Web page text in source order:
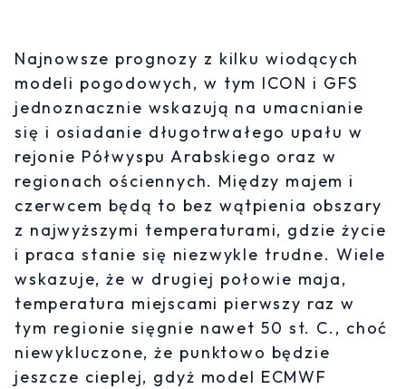
Najnowsze prognozy z kilku wiodących
modeli pogodowych, w tym ICON i GFS
jednoznacznie wskazują na umacnianie
się i osiadanie długotrwałego upału w
rejonie Półwyspu Arabskiego oraz w
regionach ościennych. Między majem i
czerwcem będą to bez wątpienia obszary
z najwyższymi temperaturami, gdzie życie
i praca stanie się niezwykle trudne. Wiele
wskazuje, że w drugiej połowie maja,
temperatura miejscami pierwszy raz w
tym regionie sięgnie nawet 50 st. C., choć
niewykluczone, że punktowo będzie
jeszcze cieplej, gdyż model ECMWF